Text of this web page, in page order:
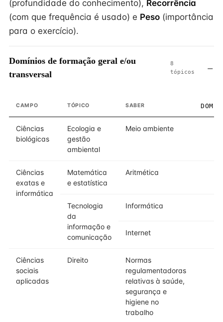
(profundidade do conhecimento), Recorrência
(com que frequência é usado) e Peso (importância
para o exercício).
Domínios de formação geral e/ou
transversal
8
tópicos
CAMPO TÓPICO SABER
Ciências
biológicas
Ecologia e
gestão
ambiental
Meio ambiente
Ciências
exatas e
informática
Matemática
e estatística
Aritmética
Tecnologia
da
informação e
comunicação
Informática
Internet
Ciências
sociais
aplicadas
Direito
Normas
regulamentadoras
relativas à saúde,
segurança e
higiene no
trabalho